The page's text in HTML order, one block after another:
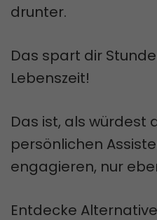
drunter.
Das spart dir
Lebenszeit!
Das ist, als würdest
persönlichen
engagieren, nur
Entdecke